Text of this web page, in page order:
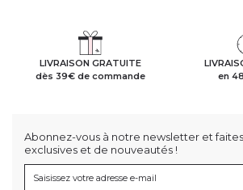
LIVRAISON GRATUITE
dès 39€ de commande
en
Abonnez-vous à notre newsletter et
exclusives et de nouveautés !